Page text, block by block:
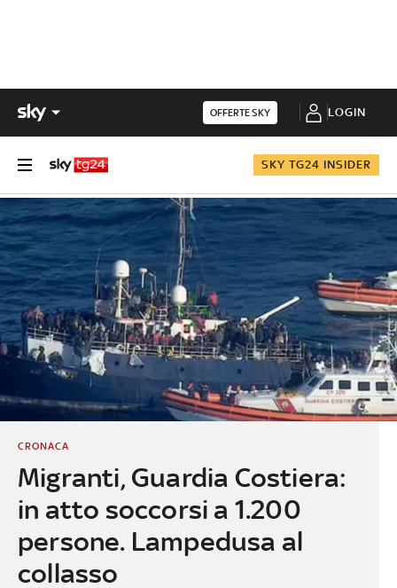
OFFERTE SKY LOGIN
SKY TG24 INSIDER
Migranti, Guardia Costiera:
in atto soccorsi a 1.200
persone. Lampedusa al
collasso
CRONACA